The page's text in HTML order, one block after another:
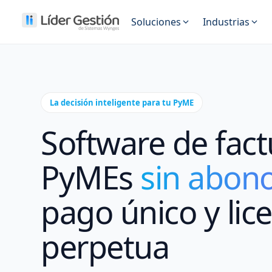
Soluciones
Vende rápido desde mostrador
Facturación electrónica
Facturación ARCA en segundos
Gestion de compras
Controla compras, gastos y
Anticipate al quiebre de stock
Industrias
Corralón
La decisión inteligente para tu PyME
Software de
PyMEs sin
pago único y
perpetua